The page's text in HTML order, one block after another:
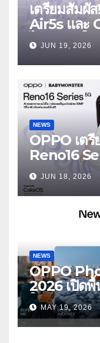
เตรียมสัมผั
Air5s และ
ไร้สายรุ่นใ
ตัดเสียงรบก
ใส่
JUN 19, 2026
NEWS
OPPO เต
Reno16
ประกาศ
ฐานะ
ประสบการ
อัปเกรดไป
JUN 18, 2026
NEWS
OPPO
2026 เปิดพื้
ใหม่ รับเทร
หมวด
MAY 19, 2026